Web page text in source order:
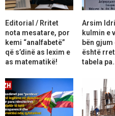
Editorial / Rritet
nota mesatare, por
kemi “analfabetë”
që s’dinë as lexim e
as matematikë!
Arsim
kulmin e
bën
është
tabela